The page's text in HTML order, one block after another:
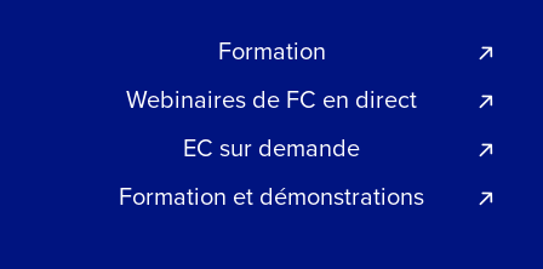
Formation
Webinaires de FC en direct
EC sur demande
Formation et démonstrations